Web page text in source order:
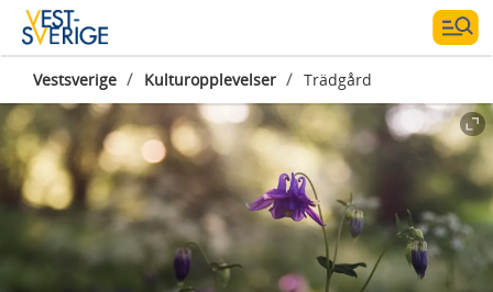
Vestsverige / Kulturopplevelser / Trädgård